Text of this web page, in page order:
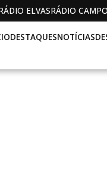
ELVASRÁDIO
DESTAQUESNOTÍCIAS